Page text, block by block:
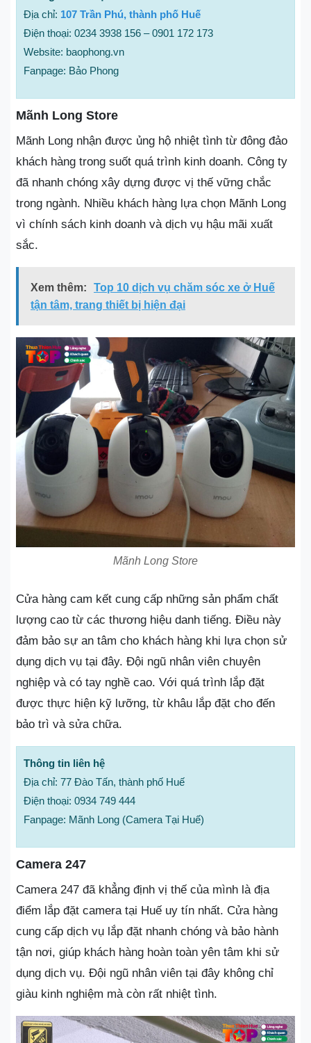
Địa chỉ: 107 Trần Phú, thành phố Huế
Điện thoại: 0234 3938 156 – 0901 172 173
Website: baophong.vn
Fanpage: Bảo Phong
Mãnh Long Store
Mãnh Long nhận được ủng hộ nhiệt tình từ đông đảo
khách hàng trong suốt quá trình kinh doanh. Công ty
đã nhanh chóng xây dựng được vị thế vững chắc
trong ngành. Nhiều khách hàng lựa chọn Mãnh Long
vì chính sách kinh doanh và dịch vụ hậu mãi xuất
sắc.
Xem thêm:
Top 10 dịch vụ chăm sóc xe ở Huế
tận tâm, trang thiết bị hiện đại
Mãnh Long Store
Cửa hàng cam kết cung cấp những sản phẩm chất
lượng cao từ các thương hiệu danh tiếng. Điều này
đảm bảo sự an tâm cho khách hàng khi lựa chọn sử
dụng dịch vụ tại đây. Đội ngũ nhân viên chuyên
nghiệp và có tay nghề cao. Với quá trình lắp đặt
được thực hiện kỹ lưỡng, từ khâu lắp đặt cho đến
bảo trì và sửa chữa.
Thông tin liên hệ
Địa chỉ: 77 Đào Tấn, thành phố Huế
Điện thoại: 0934 749 444
Fanpage: Mãnh Long (Camera Tại Huế)
Camera 247
Camera 247 đã khẳng định vị thế của mình là địa
điểm lắp đặt camera tại Huế uy tín nhất. Cửa hàng
cung cấp dịch vụ lắp đặt nhanh chóng và bảo hành
tận nơi, giúp khách hàng hoàn toàn yên tâm khi sử
dụng dịch vụ. Đội ngũ nhân viên tại đây không chỉ
giàu kinh nghiệm mà còn rất nhiệt tình.